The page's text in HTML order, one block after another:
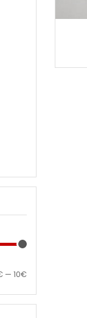
Precio
mínimo
Precio
máximo
— 10€